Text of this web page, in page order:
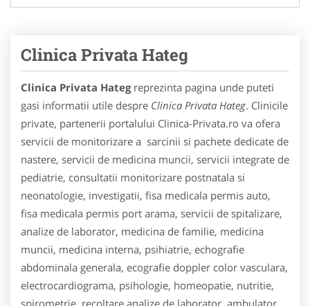
Clinica Privata Hateg
Clinica Privata Hategreprezinta pagina unde puteti
gasi informatii utile despre Clinica Privata Hateg. Clinicile
private, partenerii portalului Clinica-Privata.ro va ofera
servicii de monitorizare a sarcinii si pachete dedicate de
nastere, servicii de medicina muncii, servicii integrate de
pediatrie, consultatii monitorizare postnatala si
neonatologie, investigatii, fisa medicala permis auto,
fisa medicala permis port arama, servicii de spitalizare,
analize de laborator, medicina de familie, medicina
muncii, medicina interna, psihiatrie, echografie
abdominala generala, ecografie doppler color vasculara,
electrocardiograma, psihologie, homeopatie, nutritie,
spirometrie, recoltare analize de laborator, ambulator